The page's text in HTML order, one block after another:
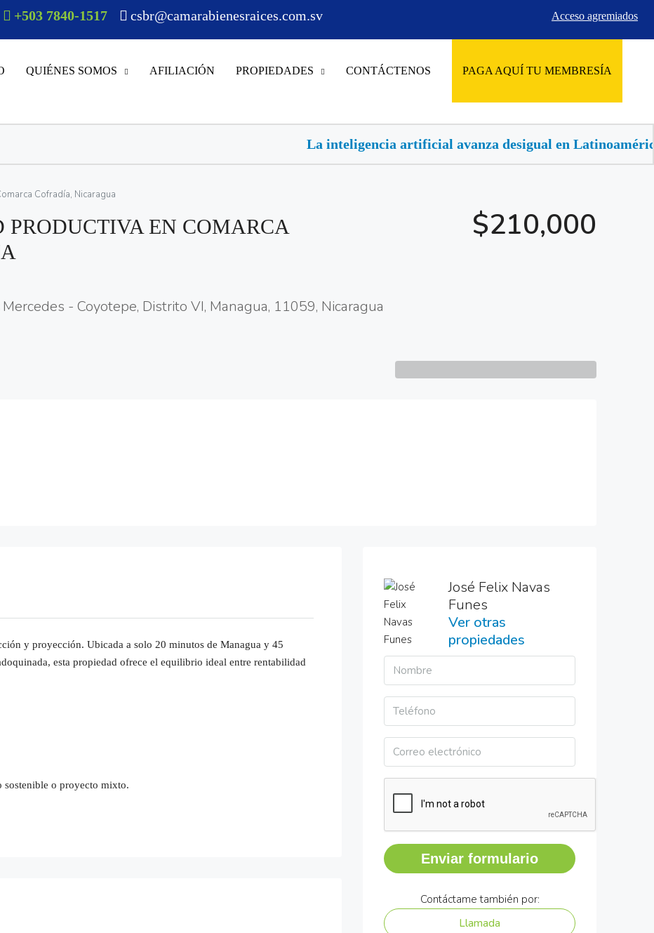
+503 7840-1517 csbr@camarabienesraices.com.sv Acceso agremiados
QUIÉNES SOMOS AFILIACIÓN PROPIEDADES CONTÁCTENOS PAGA AQUÍ TU MEMBRESÍA
La inteligencia artificial avanza desigual en Latinoamérica, buscan llevarla al
Cofradía, Nicaragua
PRODUCTIVA EN COMARCA
$210,000
- Coyotepe, Distrito VI, Managua, 11059, Nicaragua
y proyección. Ubicada a solo 20 minutos de Managua y 45
esta propiedad ofrece el equilibrio ideal entre rentabilidad
sostenible o proyecto mixto.
José Felix Navas
Funes
Ver otras
propiedades
Enviar formulario
Contáctame también por:
Llamada